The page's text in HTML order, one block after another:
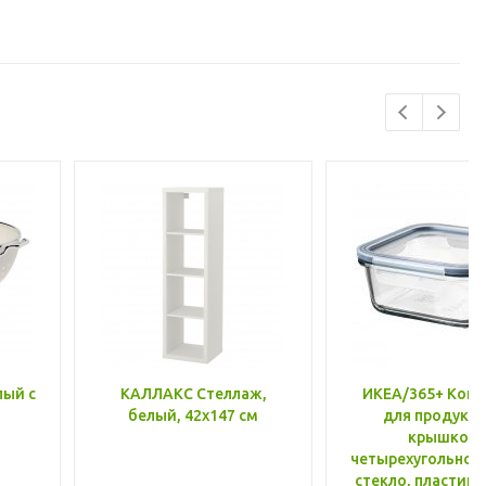
с
КАЛЛАКС Стеллаж,
белый, 42x147 см
ИКЕА/365+
для
крышкой,
стекло, пластик